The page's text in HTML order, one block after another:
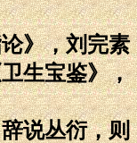
》，刘完素
生宝鉴》，
说丛衍，则